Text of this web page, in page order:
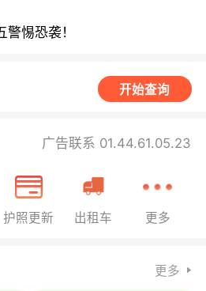
警惕恐袭！
开始查询
广告联系 01.44.61.05.23
护照更新 出租车 更多
更多